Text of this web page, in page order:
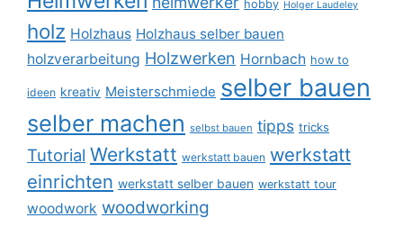
hobby Holger Laudeley
holz Holzhaus Holzhaus selber bauen
holzverarbeitung Holzwerken Hornbach how to
ideen kreativ Meisterschmiede selber bauen
selber machen selbst bauen tipps tricks
Tutorial Werkstatt werkstatt bauen werkstatt
einrichten werkstatt selber bauen werkstatt tour
woodwork woodworking